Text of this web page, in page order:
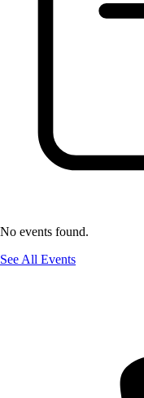
No events found.
See All Events